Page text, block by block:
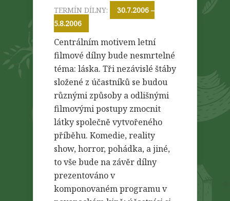
TERMÍN DÍLNY:
30.7.2006 –
5.8.2006
Centrálním motivem letní
filmové dílny bude nesmrtelné
téma: láska. Tři nezávislé štáby
složené z účastníků se budou
různými způsoby a odlišnými
filmovými postupy zmocnit
látky společně vytvořeného
příběhu. Komedie, reality
show, horror, pohádka, a jiné,
to vše bude na závěr dílny
prezentováno v
komponovaném programu v